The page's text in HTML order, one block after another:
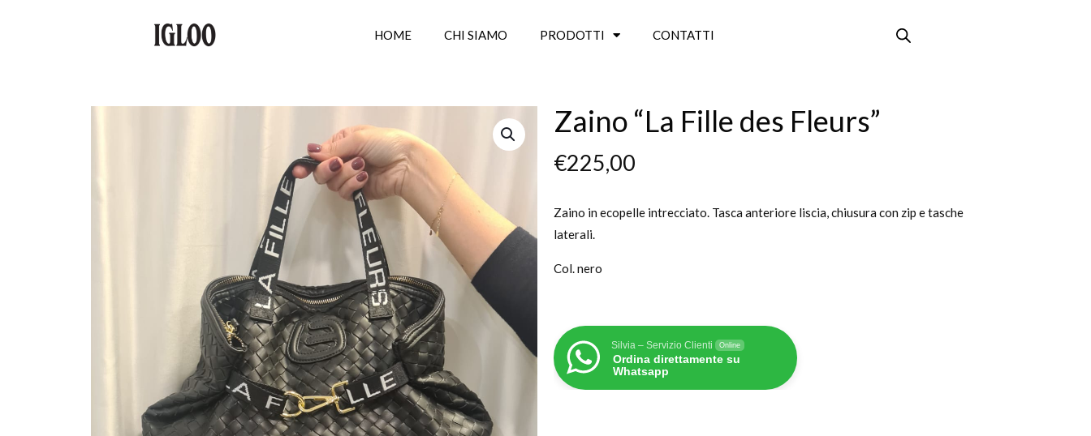
HOME CHI SIAMO PRODOTTI CONTATTI
Zaino “La Fille des Fleurs”
€225,00
Zaino in ecopelle intrecciato. Tasca anteriore liscia, chiusura con zip e tasche
laterali.
Col. nero
Silvia – Servizio Clienti Online
Ordina direttamente su
Whatsapp